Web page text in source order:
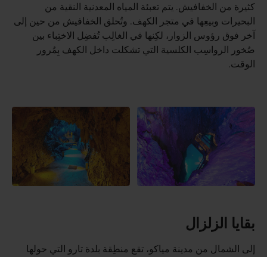
كثيرة من الخفافيش. يتم تعبئة المياه المعدنية النقية من
البحيرات وبيعِها في متجر الكهف. وتُحلق الخفافيش من حين إلى
آخر فوق رؤوس الزوار، لكِنها في الغالِب تُفضِل الاختِباء بين
صُخور الرواسِب الكلسية التي تشكلت داخل الكهف بِمُرور
الوقت.
بقايا الزلزال
إلى الشمال من مدينة مياكو، تقع منطِقة بلدة تارو التي حولها